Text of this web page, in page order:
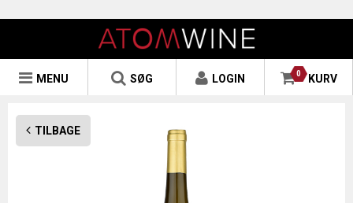
0 KURV
LOGIN
SØG
MENU
TILBAGE